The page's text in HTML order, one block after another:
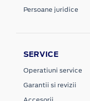
Persoane juridice
SERVICE
Operatiuni service
Garantii si revizii